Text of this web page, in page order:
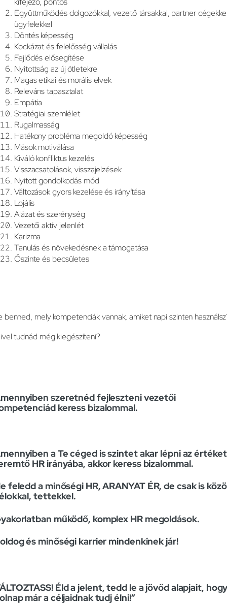
Együttműködés dolgozókkal, vezető társakkal, partner
ügyfelekkel
Döntés képesség
Kockázat és felelősség vállalás
Fejlődés elősegítése
Nyitottság az új ötletekre
Magas etikai és morális elvek
Releváns tapasztalat
Empátia
Stratégiai szemlélet
Rugalmasság
Hatékony probléma megoldó képesség
Mások motiválása
Kiváló konfliktus kezelés
Visszacsatolások, visszajelzések
Nyitott gondolkodás mód
Változások gyors kezelése és irányítása
Lojális
Alázat és szerénység
Vezetői aktív jelenlét
Karizma
Tanulás és növekedésnek a támogatása
Őszinte és becsületes
benned, mely kompetenciák vannak, amiket napi szinten
tudnád még kiegészíteni?
szeretnéd fejleszteni vezetői
keress bizalommal.
a Te céged is szintet akar lépni az értéket
HR irányába, akkor keress bizalommal.
feledd a minőségi HR, ARANYAT ÉR, de csak is
tettekkel.
működő, komplex HR megoldások.
és minőségi karrier mindenkinek jár!
Éld a jelent, tedd le a jövőd alapjait,
már a céljaidnak tudj élni!”